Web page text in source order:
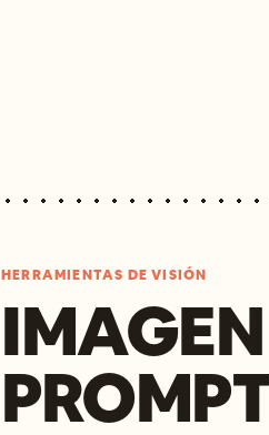
HERRAMIENTAS DE VISIÓN